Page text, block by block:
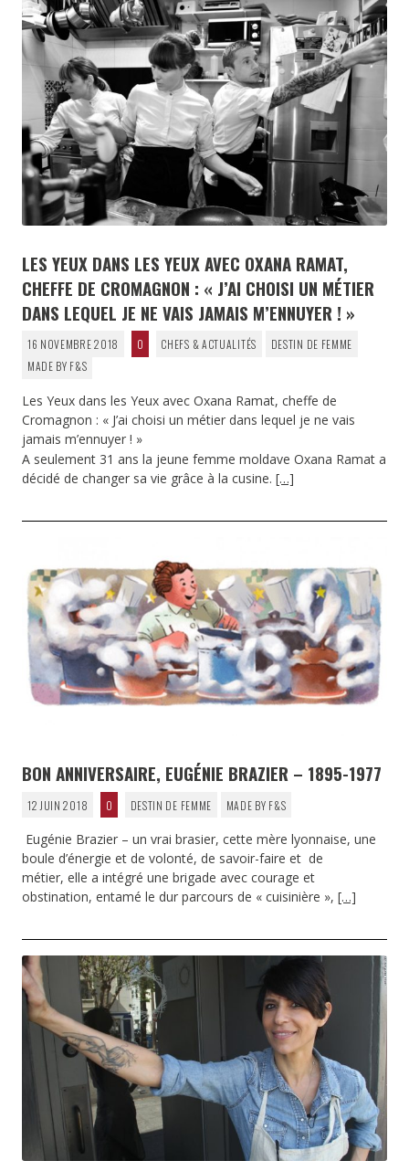
LES YEUX DANS LES YEUX AVEC OXANA RAMAT,
CHEFFE DE CROMAGNON : « J’AI CHOISI UN MÉTIER
DANS LEQUEL JE NE VAIS JAMAIS M’ENNUYER ! »
16 NOVEMBRE 2018 0 CHEFS & ACTUALITÉS
DESTIN DE FEMME
MADE BY F&S
Les Yeux dans les Yeux avec Oxana Ramat, cheffe de
Cromagnon : « J’ai choisi un métier dans lequel je ne vais
jamais m’ennuyer ! »
A seulement 31 ans la jeune femme moldave Oxana Ramat a
décidé de changer sa vie grâce à la cusine. […]
BON ANNIVERSAIRE, EUGÉNIE BRAZIER – 1895-1977
12 JUIN 2018 0 DESTIN DE FEMME MADE BY F&S
Eugénie Brazier – un vrai brasier, cette mère lyonnaise, une
boule d’énergie et de volonté, de savoir-faire et de
métier, elle a intégré une brigade avec courage et
obstination, entamé le dur parcours de « cuisinière », […]